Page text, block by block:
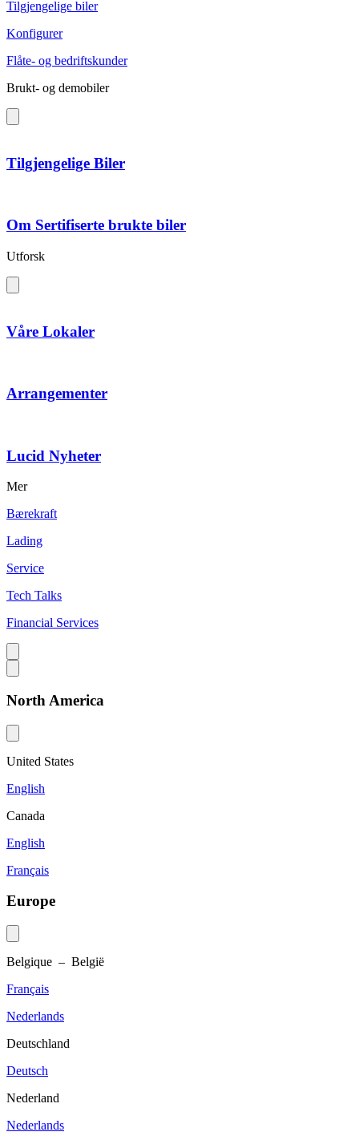
Tilgjengelige biler
Konfigurer
Flåte- og bedriftskunder
Brukt- og demobiler
Tilgjengelige Biler
Om Sertifiserte brukte biler
Utforsk
Våre Lokaler
Arrangementer
Lucid Nyheter
Mer
Bærekraft
Lading
Service
Tech Talks
Financial Services
North America
United States
English
Canada
English
Français
Europe
Belgique – België
Français
Nederlands
Deutschland
Deutsch
Nederland
Nederlands